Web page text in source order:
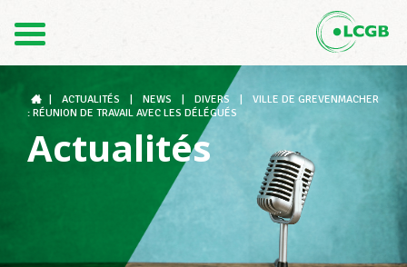
DE
Le LCGB
Structures syndicales
ACTUALITÉS NEWS DIVERS
VILLE DE GREVENMACHER
: RÉUNION DE TRAVAIL AVEC LES DÉLÉGUÉS
Actualités